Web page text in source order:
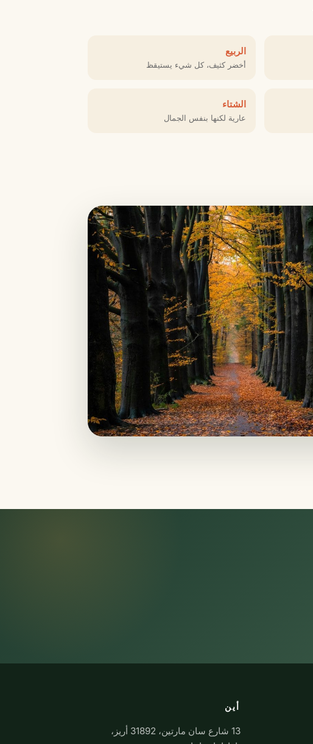
الربيع
أخضر كثيف، كل شيء يستيقظ
الشتاء
عارية لكنها بنفس الجمال
أين
13 شارع سان مارتين، 31892 أريز،